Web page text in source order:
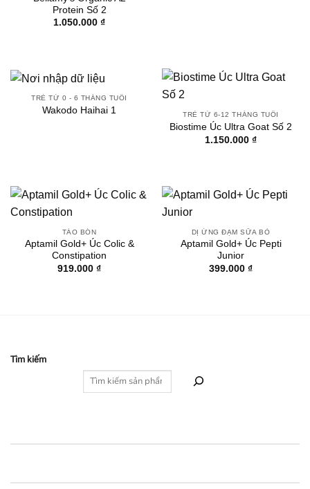
Protein Số 2
1.050.000 ₫
TRẺ TỪ 0 - 6 THÁNG TUỔI
Wakodo Haihai 1 TRẺ TỪ 6-12 THÁNG TUỔI
Biostime Úc Ultra Goat Số 2
1.150.000 ₫
TÁO BÓN
Aptamil Gold+ Úc Colic &
Constipation
919.000 ₫
DỊ ỨNG ĐẠM SỮA BÒ
Aptamil Gold+ Úc Pepti
Junior
399.000 ₫
Tìm kiếm